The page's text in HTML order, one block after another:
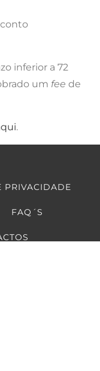
inferior a 72
um fee de
.
PRIVACIDADE
FAQ´S